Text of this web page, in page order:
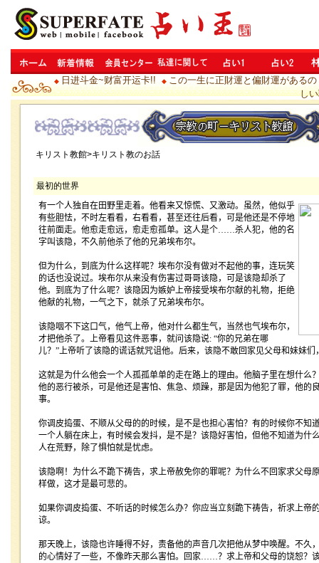
◆ 日进斗金~财富开运卡!! ◆ この一生に正財運と偏財運があるの
し
キリスト教館>キリスト教のお話
最初的世界
有一个人独自在田野里走着。他看来又惊慌、又激动。虽然，他似乎
有些胆怯，不时左看看，右看看，甚至还往后看，可是他还是不停地
往前面走。他愈走愈远，愈走愈孤单。这人是个……杀人犯，他的名
字叫该隐，不久前他杀了他的兄弟埃布尔。
但为什么，到底为什么这样呢？埃布尔没有做对不起他的事，连玩笑
的话也没说过。埃布尔从来没有伤害过哥哥该隐，可是该隐却杀了
他。到底为了什么呢？该隐因为嫉妒上帝接受埃布尔献的礼物，拒绝
他献的礼物，一气之下，就杀了兄弟埃布尔。
该隐咽不下这口气，他气上帝，他对什么都生气，当然也气埃布尔，
才把他杀了。上帝看见这件恶事，就问该隐说: “你的兄弟在哪
儿？ ”上帝听了该隐的谎话就咒诅他。后来，该隐不敢回家见父母和妹妹们
这就是为什么他会一个人孤孤单单的走在路上的理由。他脑子里在想什么
他的恶行被杀，可是他还是害怕、焦急、烦躁，那是因为他犯了罪，他的
事。
你调皮捣蛋、不顺从父母的的时候，是不是也担心害怕？有的时候你不知
一个人躺在床上，有时候会发抖，是不是？该隐好害怕，但他不知道为什
人在荒野，除了惧怕就是忧虑。
该隐啊！为什么不跪下祷告，求上帝赦免你的罪呢？为什么不回家求父母
样做，这才是最可悲的。
如果你调皮捣蛋、不听话的时候怎么办？你应当立刻跪下祷告，祈求上帝
谅。
那天晚上，该隐也许睡得不好，责备他的声音几次把他从梦中唤醒。不久
的心情好了一些，不像昨天那么害怕。回家……？求上帝和父母的饶恕？